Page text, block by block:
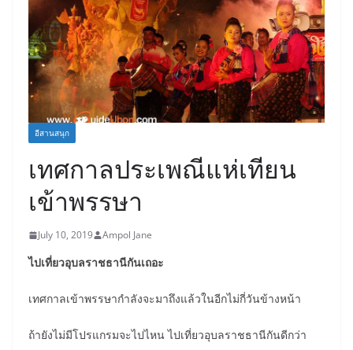
อีสานสนุก
เทศกาลประเพณีแห่เทียน
เข้าพรรษา
July 10, 2019 Ampol Jane
ไปเที่ยวอุบลราชธานีกันเถอะ
เทศกาลเข้าพรรษากำลังจะมาถึงแล้วในอีกไม่กี่วันข้างหน้า
ถ้ายังไม่มีโปรแกรมจะไปไหน ไปเที่ยวอุบลราชธานีกันดีกว่า